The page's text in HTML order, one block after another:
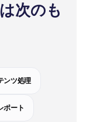
次のも
ンツ処理
ポート